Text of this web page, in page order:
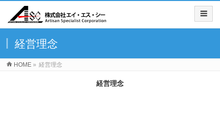
経営理念
HOME » 経営理念
経営理念